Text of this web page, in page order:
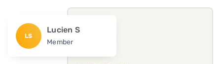
LS
Lucien S
Member